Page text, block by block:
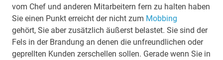
vom Chef und anderen Mitarbeitern fern zu halten haben
Sie einen Punkt erreicht der nicht zum Mobbing
gehört, Sie aber zusätzlich äußerst belastet. Sie sind der
Fels in der Brandung an denen die unfreundlichen oder
geprellten Kunden zerschellen sollen. Gerade wenn Sie in